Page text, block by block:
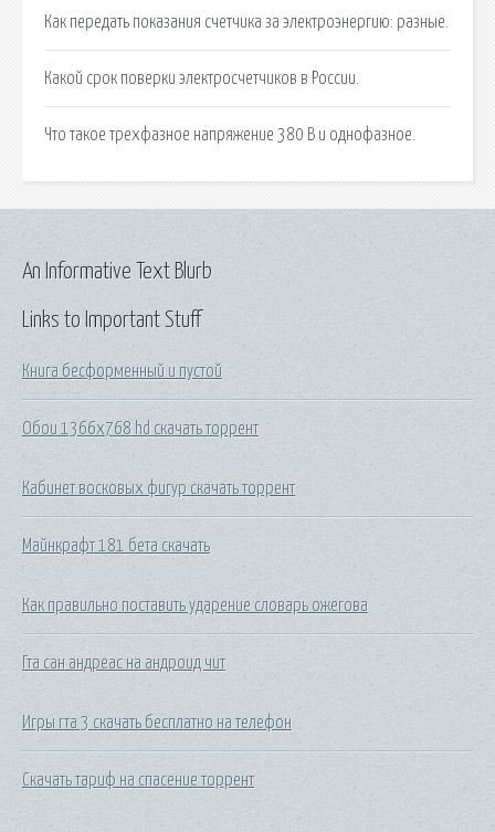
Как передать показания счетчика за электроэнергию: разные.
Какой срок поверки электросчетчиков в России.
Что такое трехфазное напряжение 380 В и однофазное.
Links to Important Stuff
Книга бесформенный и пустой
Обои 1366х768 hd скачать торрент
Кабинет восковых фигур скачать торрент
Майнкрафт 181 бета скачать
Как правильно поставить ударение словарь ожегова
Гта сан андреас на андроид чит
Игры гта 3 скачать бесплатно на телефон
Скачать тариф на спасение торрент
An Informative Text Blurb